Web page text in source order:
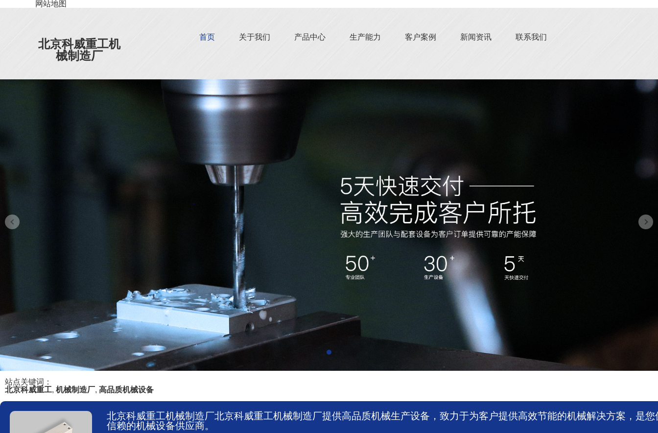
网站地图
北京科威重工机
械制造厂
首页 关于我们 产品中心 生产能力 客户案例 新闻资讯 联系我们
站点关键词：
北京科威重工, 机械制造厂, 高品质机械设备
北京科威重工机械制造厂北京科威重工机械制造厂提供高品质机械生产设备，致力于为客户提供高效节能的机械解决方案，是您
信赖的机械设备供应商。